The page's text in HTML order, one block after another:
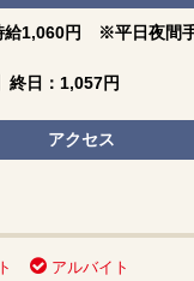
給1,060円 ※平日夜間
終日：1,057円
アクセス
アルバイト